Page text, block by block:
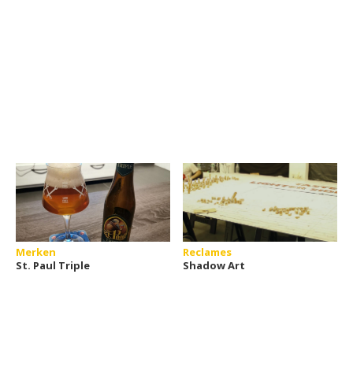
Merken
St. Paul Triple
Reclames
Shadow Art